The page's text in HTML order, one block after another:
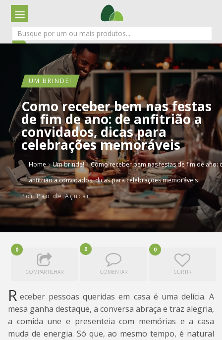
UM BRINDE!
Como receber bem nas festas
de fim de ano: de anfitrião a
convidados, dicas para
celebrações memoráveis
Home › Um brinde! › Como receber bem nas festas de fim de ano:
anfitrião a convidados, dicas para celebrações memoráveis
PorPão de Açucar
0
COMPARTILHAR
0
COMENTAR
0
CURTIR
R eceber pessoas queridas em casa é uma delícia. A
mesa ganha destaque, a conversa abraça e traz alegria,
a comida une e presenteia com memórias e a casa
muda de energia. Só que, ao mesmo tempo, é natural